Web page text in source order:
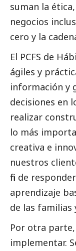
suman la
negocios
cero y la
El PCFS de
ágiles y
información y
decisiones en
realizar
lo más
creativa e
nuestros
fin de
aprendizaje
de las familias
Por otra parte,
implementar.